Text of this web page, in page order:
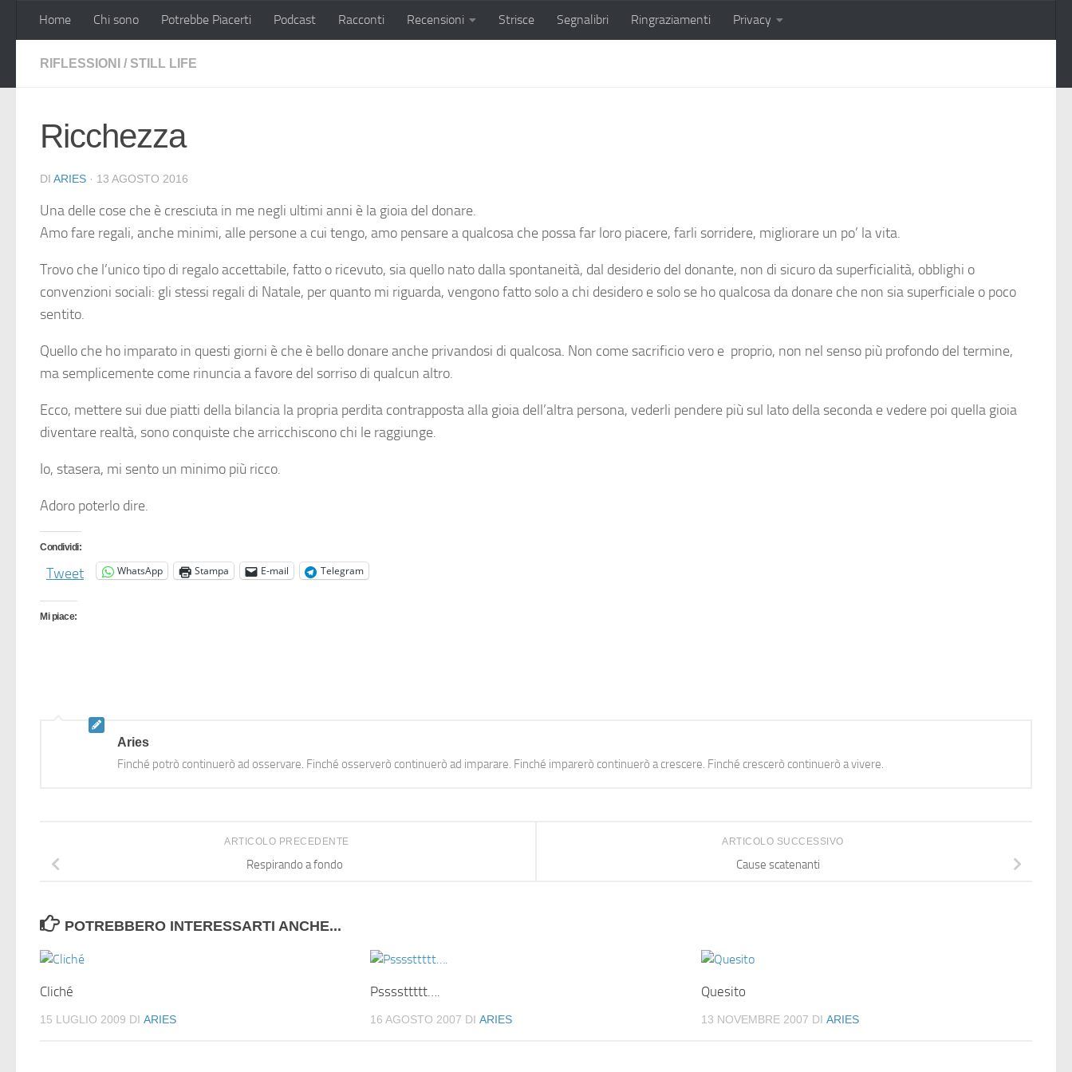
Salta al contenuto
Home Chi sono Potrebbe Piacerti Podcast Racconti Recensioni Strisce Segnalibri Ringraziamenti Privacy
RIFLESSIONI / STILL LIFE
Ricchezza
DI ARIES · 13 AGOSTO 2016
Una delle cose che è cresciuta in me negli ultimi anni è la gioia del donare.
Amo fare regali, anche minimi, alle persone a cui tengo, amo pensare a qualcosa che possa far loro piacere, farli sorridere, migliorare un po’ la vita.
Trovo che l’unico tipo di regalo accettabile, fatto o ricevuto, sia quello nato dalla spontaneità, dal desiderio del donante, non di sicuro da superficialità, obblighi o
convenzioni sociali: gli stessi regali di Natale, per quanto mi riguarda, vengono fatto solo a chi desidero e solo se ho qualcosa da donare che non sia superficiale o poco
sentito.
Quello che ho imparato in questi giorni è che è bello donare anche privandosi di qualcosa. Non come sacrificio vero e proprio, non nel senso più profondo del termine,
ma semplicemente come rinuncia a favore del sorriso di qualcun altro.
Ecco, mettere sui due piatti della bilancia la propria perdita contrapposta alla gioia dell’altra persona, vederli pendere più sul lato della seconda e vedere poi quella gioia
diventare realtà, sono conquiste che arricchiscono chi le raggiunge.
Io, stasera, mi sento un minimo più ricco.
Adoro poterlo dire.
Condividi:
Tweet WhatsApp Stampa E-mail Telegram
Mi piace:
Aries
Finché potrò continuerò ad osservare. Finché osserverò continuerò ad imparare. Finché imparerò continuerò a crescere. Finché crescerò continuerò a vivere.
ARTICOLO SUCCESSIVO
Cause scatenanti
ARTICOLO PRECEDENTE
Respirando a fondo
POTREBBERO INTERESSARTI ANCHE...
Cliché
15 LUGLIO 2009 DI ARIES
Pssssttttt….
16 AGOSTO 2007 DIARIES
Quesito
13 NOVEMBRE 2007 DI ARIES